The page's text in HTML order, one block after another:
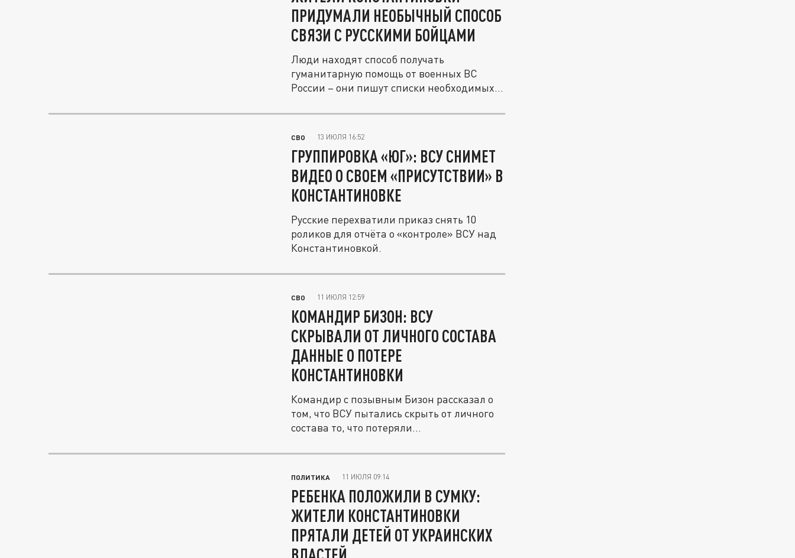
ПРИДУМАЛИ НЕОБЫЧНЫЙ СПОСОБ
СВЯЗИ С РУССКИМИ БОЙЦАМИ
Люди находят способ получать
гуманитарную помощь от военных ВС
России – они пишут списки необходимых
СВО 13 ИЮЛЯ 16:52
ГРУППИРОВКА «ЮГ»: ВСУ СНИМЕТ
ВИДЕО О СВОЕМ «ПРИСУТСТВИИ» В
КОНСТАНТИНОВКЕ
Русские перехватили приказ снять 10
роликов для отчёта о «контроле» ВСУ над
Константиновкой.
СВО 11 ИЮЛЯ 12:59
КОМАНДИР БИЗОН: ВСУ
СКРЫВАЛИ ОТ ЛИЧНОГО СОСТАВА
ДАННЫЕ О ПОТЕРЕ
КОНСТАНТИНОВКИ
Командир с позывным Бизон рассказал о
том, что ВСУ пытались скрыть от личного
состава то, что потеряли...
ПОЛИТИКА 11 ИЮЛЯ 09:14
РЕБЕНКА ПОЛОЖИЛИ В СУМКУ:
ЖИТЕЛИ КОНСТАНТИНОВКИ
ПРЯТАЛИ ДЕТЕЙ ОТ УКРАИНСКИХ